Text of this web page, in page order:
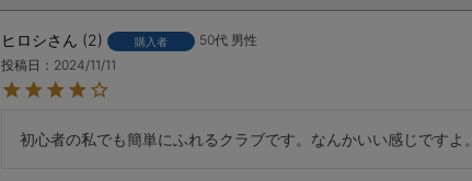
ヒロシ 2 購入者 50代 男性
投稿日
2024/11/11
初心者の私でも簡単にふれるクラブです。なんかいい感じですよ。